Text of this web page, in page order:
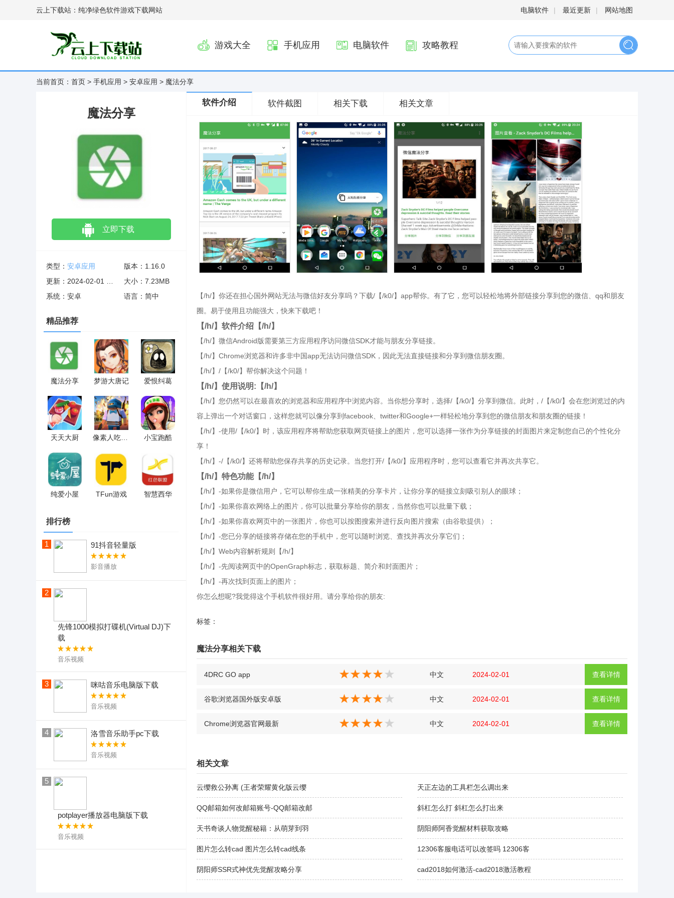
云上下载站：纯净绿色软件游戏下载网站 电脑软件 | 最近更新 | 网站地图
游戏大全 手机应用 电脑软件 攻略教程
当前首页： 首页 > 手机应用 > 安卓应用 > 魔法分享
魔法分享
立即下载
类型： 安卓应用
版本：1.16.0
大小：7.23MB
系统：安卓
语言：简中
精品推荐
魔法分享 梦游大唐记 爱恨纠葛
天天大厨 小宝跑酷
纯爱小屋 TFun游戏 智慧西华
排行榜
1 91抖音轻量版
影音播放
2
先锋1000模拟打碟机(Virtual DJ)下
载
音乐视频
3 咪咕音乐电脑版下载
音乐视频
4 洛雪音乐助手pc下载
音乐视频
5
potplayer播放器电脑版下载
音乐视频
软件介绍 软件截图 相关下载 相关文章
【/h/】你还在担心国外网站无法与微信好友分享吗？下载/【/k0/】app帮你。有了它，您可以轻松地将外部链接分享到您的微信、qq和朋友
圈。易于使用且功能强大，快来下载吧！
【/h/】软件介绍【/h/】
【/h/】微信Android版需要第三方应用程序访问微信SDK才能与朋友分享链接。
【/h/】Chrome浏览器和许多非中国app无法访问微信SDK，因此无法直接链接和分享到微信朋友圈。
【/h/】/【/k0/】帮你解决这个问题！
【/h/】使用说明:【/h/】
【/h/】您仍然可以在最喜欢的浏览器和应用程序中浏览内容。当你想分享时，选择/【/k0/】分享到微信。此时，/【/k0/】会在您浏览过的内
容上弹出一个对话窗口，这样您就可以像分享到facebook、twitter和Google+一样轻松地分享到您的微信朋友和朋友圈的链接！
【/h/】-使用/【/k0/】时，该应用程序将帮助您获取网页链接上的图片，您可以选择一张作为分享链接的封面图片来定制您自己的个性化分
享！
【/h/】-/【/k0/】还将帮助您保存共享的历史记录。当您打开/【/k0/】应用程序时，您可以查看它并再次共享它。
【/h/】特色功能【/h/】
【/h/】-如果你是微信用户，它可以帮你生成一张精美的分享卡片，让你分享的链接立刻吸引别人的眼球；
【/h/】-如果你喜欢网络上的图片，你可以批量分享给你的朋友，当然你也可以批量下载；
【/h/】-如果你喜欢网页中的一张图片，你也可以按图搜索并进行反向图片搜索（由谷歌提供）；
【/h/】-您已分享的链接将存储在您的手机中，您可以随时浏览、查找并再次分享它们；
【/h/】Web内容解析规则【/h/】
【/h/】-先阅读网页中的OpenGraph标志，获取标题、简介和封面图片；
【/h/】-再次找到页面上的图片；
你怎么想呢?我觉得这个手机软件很好用。请分享给你的朋友:
标签：
魔法分享相关下载
查看详情
4DRC GO app 中文 2024-02-01
查看详情
谷歌浏览器国外版安卓版 中文 2024-02-01
查看详情
Chrome浏览器官网最新 中文 2024-02-01
相关文章
云缨救公孙离 (王者荣耀黄化版云缨 天正左边的工具栏怎么调出来
QQ邮箱如何改邮箱账号-QQ邮箱改邮 斜杠怎么打 斜杠怎么打出来
天书奇谈人物觉醒秘籍：从萌芽到羽 阴阳师阿香觉醒材料获取攻略
图片怎么转cad 图片怎么转cad线条 12306客服电话可以改签吗 12306客
阴阳师SSR式神优先觉醒攻略分享 cad2018如何激活-cad2018激活教程